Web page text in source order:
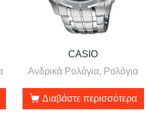
CASIO
Ανδρικά Ρολόγια, Ρολόγια
Διαβάστε περισσότερα